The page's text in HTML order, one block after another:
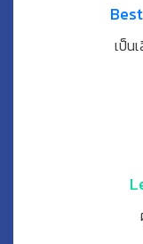
เป็น